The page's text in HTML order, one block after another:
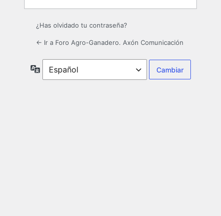
¿Has olvidado tu contraseña?
← Ir a Foro Agro-Ganadero. Axón Comunicación
Idioma